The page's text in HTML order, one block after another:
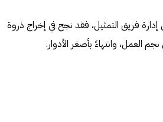
فريق التمثيل، فقد نجح في إخراج ذروة
العمل، وانتهاءً بأصغر الأدوار.